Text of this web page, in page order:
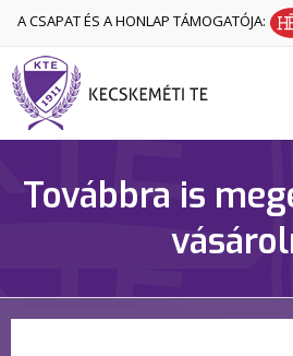
A CSAPAT ÉS A HONLAP TÁMOGATÓJA:
Továbbra is